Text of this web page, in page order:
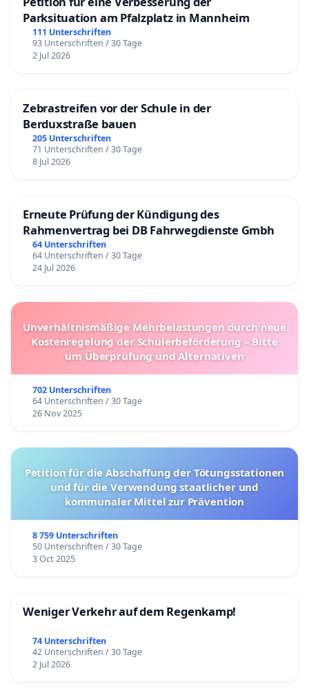
Parksituation am Pfalzplatz in Mannheim
111 Unterschriften
93 Unterschriften / 30 Tage
2 Jul 2026
Zebrastreifen vor der Schule in der
Berduxstraße bauen
205 Unterschriften
71 Unterschriften / 30 Tage
8 Jul 2026
Erneute Prüfung der Kündigung des
Rahmenvertrag bei DB Fahrwegdienste Gmbh
64 Unterschriften
64 Unterschriften / 30 Tage
24 Jul 2026
Unverhältnismäßige Mehrbelastungen durch neue
Kostenregelung der Schülerbeförderung – Bitte
um Überprüfung und Alternativen
702 Unterschriften
64 Unterschriften / 30 Tage
26 Nov 2025
Petition für die Abschaffung der Tötungsstationen
und für die Verwendung staatlicher und
kommunaler Mittel zur Prävention
8 759 Unterschriften
50 Unterschriften / 30 Tage
3 Oct 2025
Weniger Verkehr auf dem Regenkamp!
74 Unterschriften
42 Unterschriften / 30 Tage
2 Jul 2026